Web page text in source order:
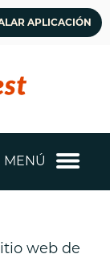
APLICACIÓN
MENÚ
web de